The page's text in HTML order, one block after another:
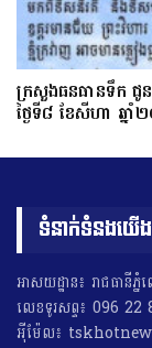
ក្រសួងធនធានទឹក ជូ
ថ្ងៃទី៨ ខែសីហា ឆ្ន
ទំនាក់ទំនងយើង
អាសយដ្ឋាន៖ រាជធានីភ្នំ
លេខទូរសព្ទ៖ 096
អុីម៉ែល៖